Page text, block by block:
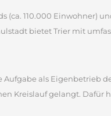
(ca. 110.000
bietet Trier mit
als Eigenbetrieb
Kreislauf gelangt. Dafür